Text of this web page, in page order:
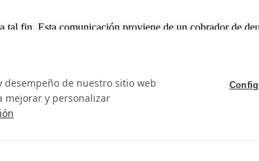
fin. Esta comunicación proviene de un cobrador de
desempeño de nuestro sitio web
mejorar y personalizar